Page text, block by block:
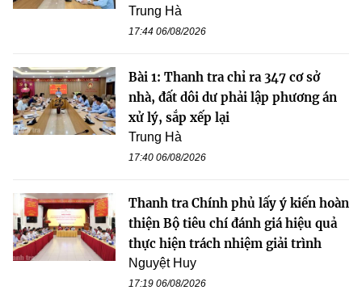
Trung Hà
17:44 06/08/2026
Bài 1: Thanh tra chỉ ra 347 cơ sở
nhà, đất dôi dư phải lập phương án
xử lý, sắp xếp lại
Trung Hà
17:40 06/08/2026
Thanh tra Chính phủ lấy ý kiến hoàn
thiện Bộ tiêu chí đánh giá hiệu quả
thực hiện trách nhiệm giải trình
Nguyệt Huy
17:19 06/08/2026